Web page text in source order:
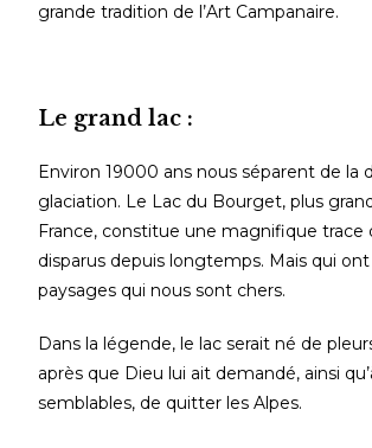
grande tradition de l’Art Campanaire.
Le grand lac :
Environ 19000 ans nous séparent de la
glaciation. Le Lac du Bourget, plus
France, constitue une magnifique trace
disparus depuis longtemps. Mais qui
paysages qui nous sont chers.
Dans la légende, le lac serait né de
après que Dieu lui ait demandé, ainsi
semblables, de quitter les Alpes.